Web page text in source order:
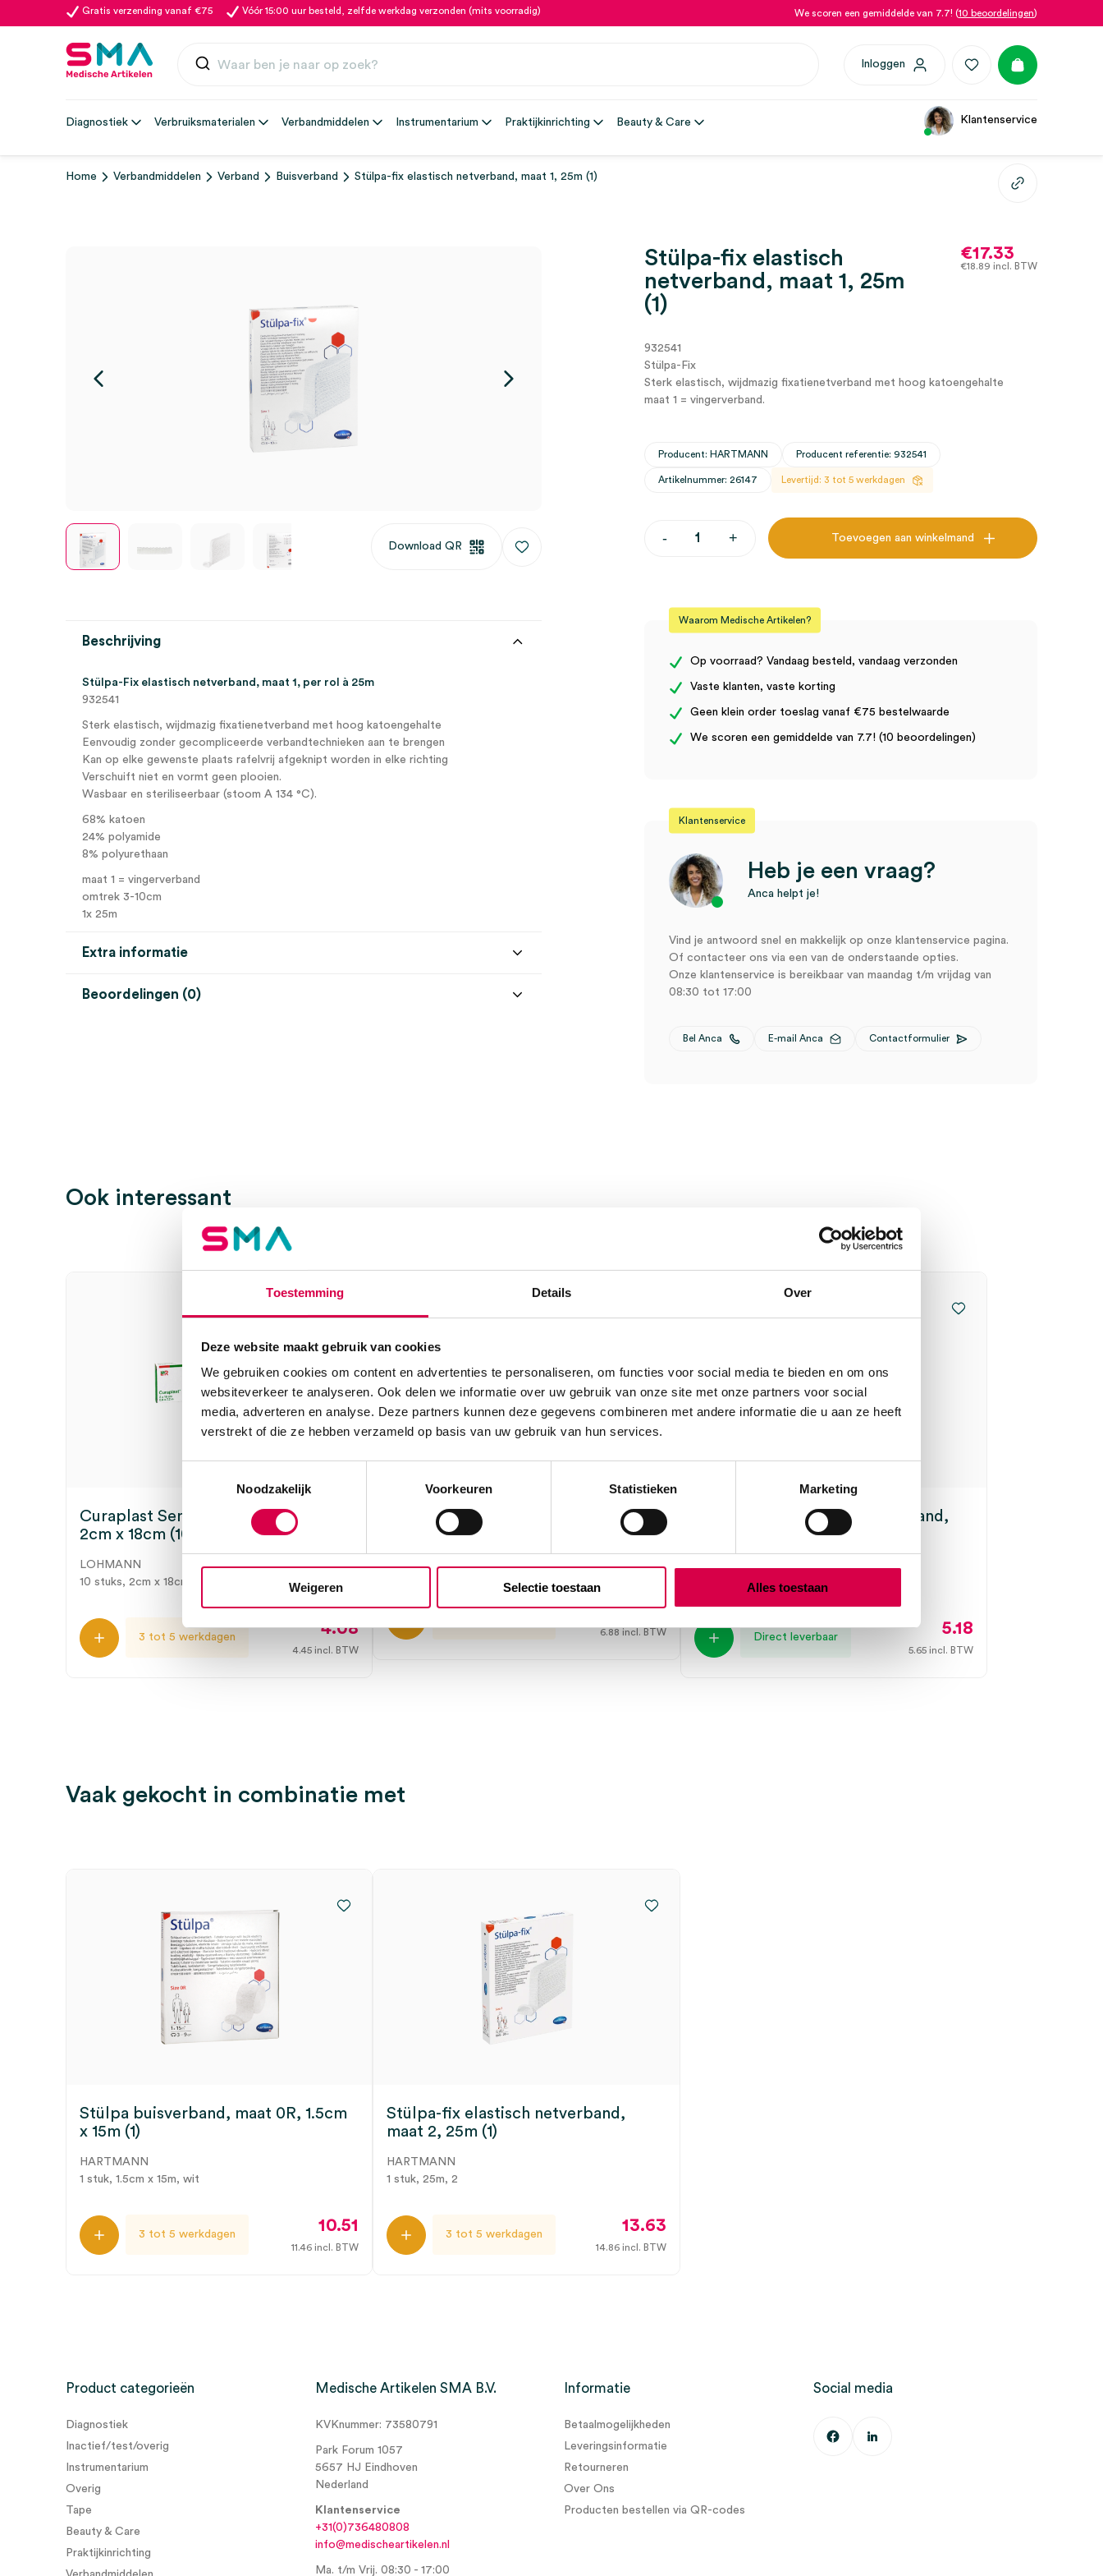
Toestemming Details Over
Deze website maakt gebruik van cookies
We gebruiken cookies om content en advertenties te personaliseren, om functies voor social media te bieden en om ons
websiteverkeer te analyseren. Ook delen we informatie over uw gebruik van onze site met onze partners voor social
media, adverteren en analyse. Deze partners kunnen deze gegevens combineren met andere informatie die u aan ze heeft
verstrekt of die ze hebben verzameld op basis van uw gebruik van hun services.
Noodzakelijk
Voorkeuren Statistieken Marketing
Weigeren Selectie toestaan Alles toestaan
Gratis verzending vanaf €75 Vóór 15:00 uur besteld, zelfde werkdag verzonden (mits voorradig) We scoren een gemiddelde van 7.7! (10 beoordelingen)
Inloggen
Diagnostiek Verbruiksmaterialen Verbandmiddelen Instrumentarium Praktijkinrichting Beauty & Care Klantenservice
Home Verbandmiddelen Verband Buisverband Stülpa-fix elastisch netverband, maat 1, 25m (1)
Download QR
Stülpa-fix elastisch
netverband, maat 1, 25m
(1)
€17.33
€18.89 incl. BTW
932541
Stülpa-Fix
Sterk elastisch, wijdmazig fixatienetverband met hoog katoengehalte
maat 1 = vingerverband.
Producent: HARTMANN Producent referentie: 932541
Artikelnummer: 26147 Levertijd: 3 tot 5 werkdagen
-Stülpa-
25m
(1)
+ Toevoegen aan winkelmand
Beschrijving
Stülpa-Fix elastisch netverband, maat 1, per rol à 25m
932541
Sterk elastisch, wijdmazig fixatienetverband met hoog katoengehalte
Eenvoudig zonder gecompliceerde verbandtechnieken aan te brengen
Kan op elke gewenste plaats rafelvrij afgeknipt worden in elke richting
Verschuift niet en vormt geen plooien.
Wasbaar en steriliseerbaar (stoom A 134 °C).
68% katoen
24% polyamide
8% polyurethaan
maat 1 = vingerverband
omtrek 3-10cm
1x 25m
Extra informatie
Beoordelingen (0)
beoordelen
Je moet ingelogd zijnom een beoordeling te plaatsen.
Waarom Medische Artikelen?
Op voorraad? Vandaag besteld, vandaag verzonden
Vaste klanten, vaste korting
Geen klein order toeslag vanaf €75 bestelwaarde
We scoren een gemiddelde van 7.7! (10 beoordelingen)
Klantenservice
Heb je een vraag?
Anca helpt je!
Vind je antwoord snel en makkelijk op onze klantenservice pagina.
Of contacteer ons via een van de onderstaande opties.
Onze klantenservice is bereikbaar van maandag t/m vrijdag van
08:30 tot 17:00
Bel Anca E-mail Anca Contactformulier
Ook interessant
Curaplast Sensitive vingerpleister,
2cm x 18cm (10)
LOHMANN
10 stuks, 2cm x 18cm, onsteriel
3 tot 5 werkdagen 4.08
4.45 incl. BTW
tg fix Buisverband, maat A, 25m (1)
1 stuk, 25m, wit
6.31
6.88 incl. BTW
BSN Tricot elastisch buisverband,
1 stuk, 8cm x 4m, onsteriel
Direct leverbaar 5.18
5.65incl. BTW
Vaak gekocht in combinatie met
Stülpa buisverband, maat 0R, 1.5cm
x 15m (1)
HARTMANN
1 stuk, 1.5cm x 15m, wit
3 tot 5 werkdagen 10.51
11.46 incl. BTW
Stülpa-fix elastisch netverband,
maat 2, 25m (1)
HARTMANN
1 stuk, 25m, 2
3 tot 5 werkdagen 13.63
14.86incl. BTW
Product categorieën
Diagnostiek
Inactief/test/overig
Instrumentarium
Overig
Tape
Beauty & Care
Praktijkinrichting
Medische Artikelen SMA B.V.
KVKnummer: 73580791
Park Forum 1057
5657 HJ Eindhoven
Nederland
Klantenservice
+31(0)736480808
info@medischeartikelen.nl
Ma. t/m Vrij. 08:30 - 17:00
Informatie
Betaalmogelijkheden
Leveringsinformatie
Retourneren
Over Ons
Producten bestellen via QR-codes
Social media